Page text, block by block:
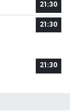
21:30
21:30
21:30